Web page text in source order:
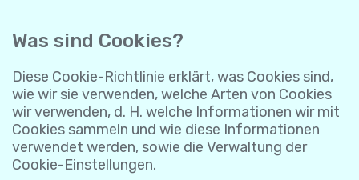
Was sind Cookies?
Diese Cookie-Richtlinie erklärt, was Cookies sind,
wie wir sie verwenden, welche Arten von Cookies
wir verwenden, d. H. welche Informationen wir mit
Cookies sammeln und wie diese Informationen
verwendet werden, sowie die Verwaltung der
Cookie-Einstellungen.